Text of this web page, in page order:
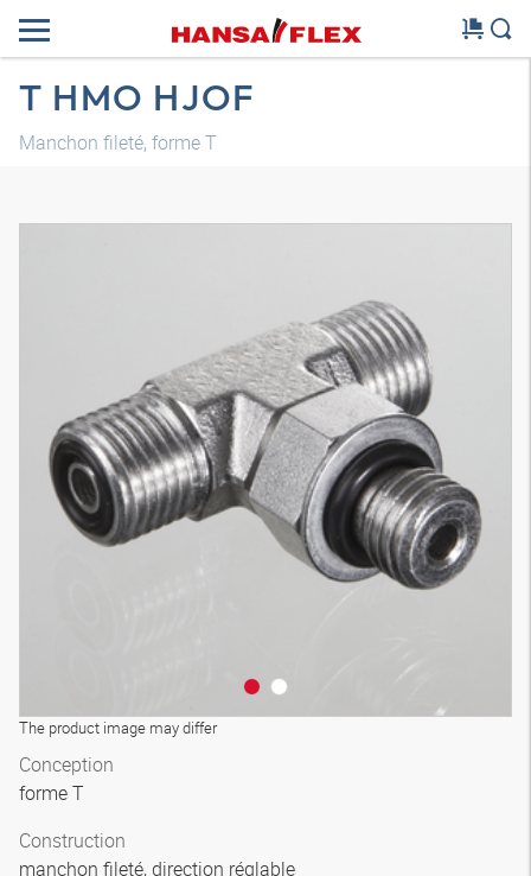
T HMO HJOF
Manchon fileté, forme T
The product image may differ
Conception
forme T
Construction
manchon fileté, direction réglable